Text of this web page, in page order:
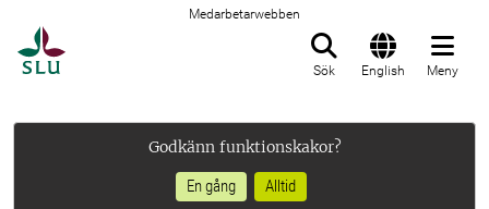
Medarbetarwebben
Sök English Meny
Godkänn funktionskakor?
En gång
Alltid